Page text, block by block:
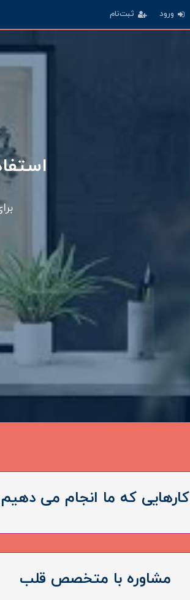
ورود ثبت‌نام
کارهایی که ما انجام می دهیم
مشاوره با متخصص قلب